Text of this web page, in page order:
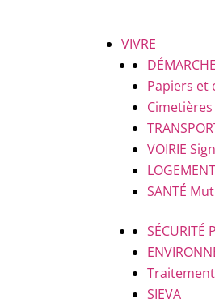
VIVRE
Papiers et
VOIRIE
LOGEMENT
SANTÉ
SÉCURITÉ
SIEVA